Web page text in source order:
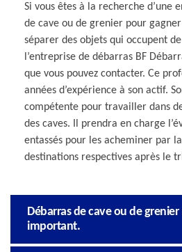
Si vous êtes à la recherche d’une
de cave ou de grenier pour gagner
séparer des objets qui occupent
l’entreprise de débarras BF
que vous pouvez contacter. Ce
années d’expérience à son actif.
compétente pour travailler dans
des caves. Il prendra en charge
entassés pour les acheminer par
destinations respectives après le
Débarras de cave ou de
important.